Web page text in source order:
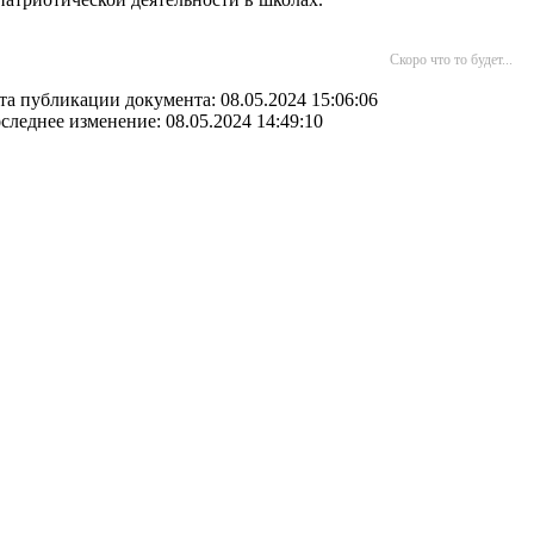
Скоро что то будет...
публикации документа: 08.05.2024 15:06:06
изменение: 08.05.2024 14:49:10